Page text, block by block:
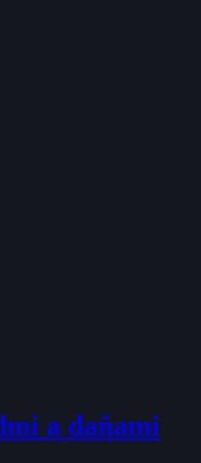
a daňami